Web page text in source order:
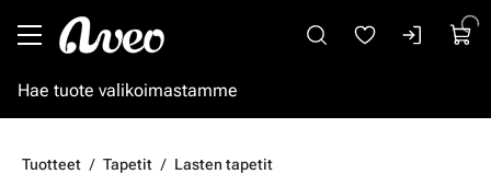
Tuotteet Tapetit Lasten tapetit